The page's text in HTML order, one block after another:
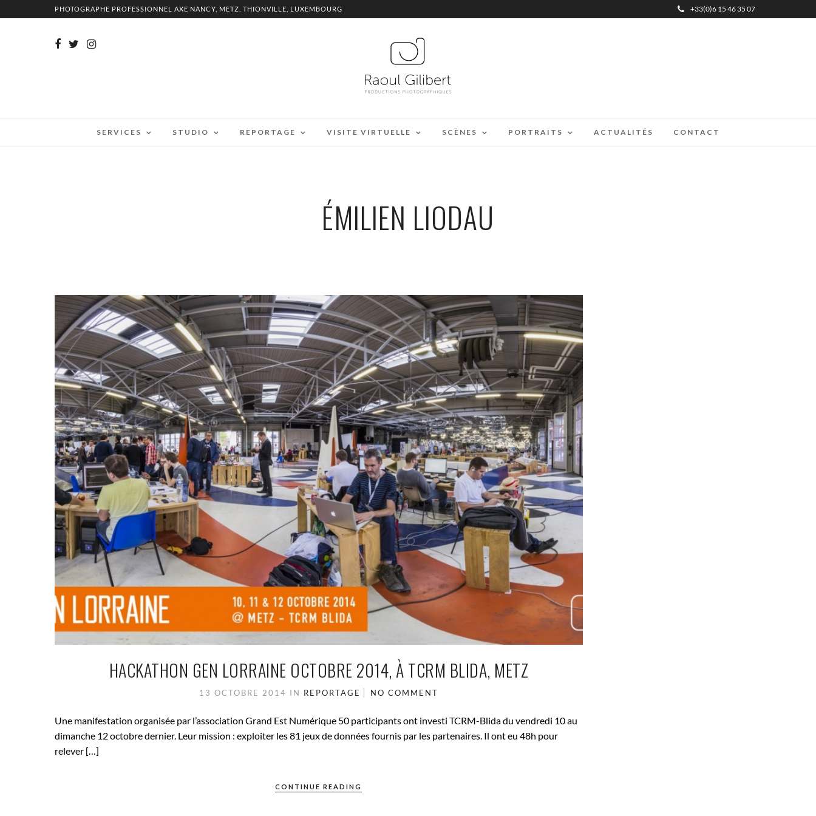
+33(0)6 15 46 35 07
PHOTOGRAPHE PROFESSIONNEL AXE NANCY, METZ, THIONVILLE, LUXEMBOURG
SERVICES STUDIO REPORTAGE VISITE VIRTUELLE SCÈNES PORTRAITS ACTUALITÉS CONTACT
ÉMILIEN LIODAU
HACKATHON GEN LORRAINE OCTOBRE 2014, À TCRM BLIDA, METZ
13 OCTOBRE 2014 IN REPORTAGE NO COMMENT
Une manifestation organisée par l’association Grand Est Numérique 50 participants ont investi TCRM-Blida du vendredi 10 au
dimanche 12 octobre dernier. Leur mission : exploiter les 81 jeux de données fournis par les partenaires. Il ont eu 48h pour
relever […]
CONTINUE READING